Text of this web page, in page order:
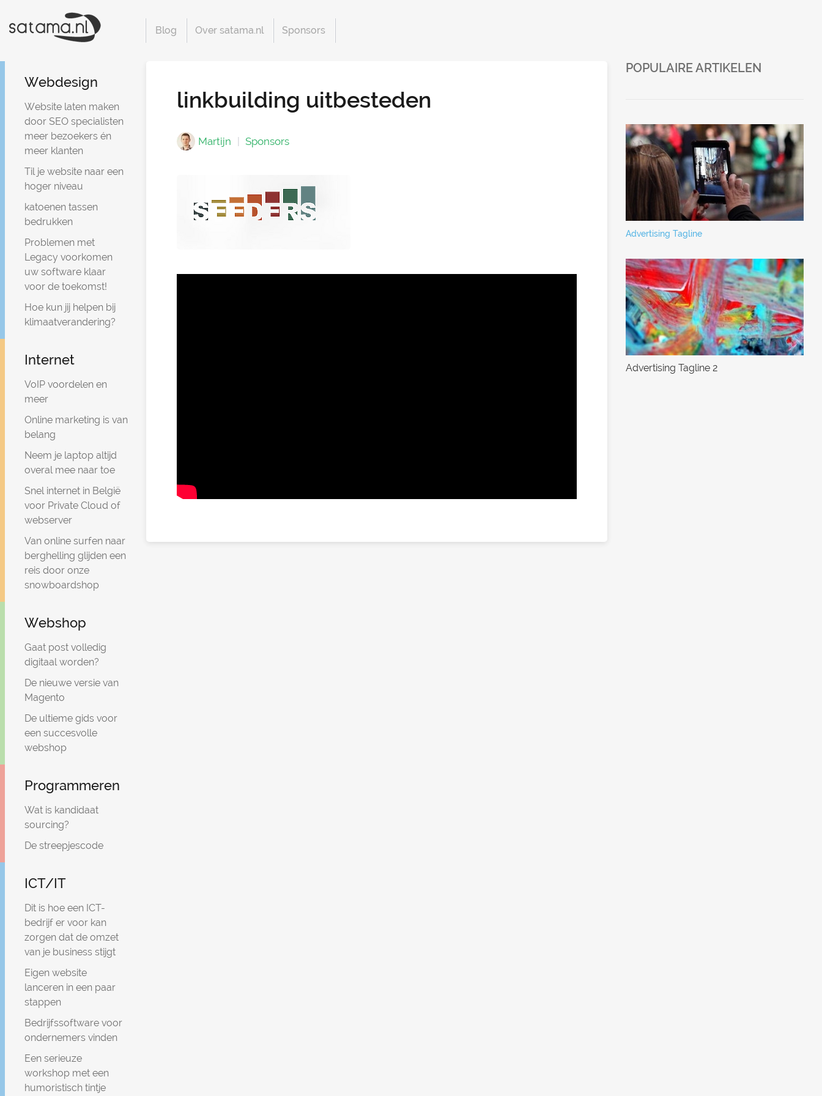
Blog Over satama.nl Sponsors
Webdesign
Website laten maken
door SEO specialisten
meer bezoekers én
meer klanten
Til je website naar een
hoger niveau
katoenen tassen
bedrukken
Problemen met
Legacy voorkomen
uw software klaar
voor de toekomst!
Hoe kun jij helpen bij
klimaatverandering?
Internet
VoIP voordelen en
meer
Online marketing is van
belang
Neem je laptop altijd
overal mee naar toe
Snel internet in België
voor Private Cloud of
webserver
Van online surfen naar
berghelling glijden een
reis door onze
snowboardshop
Webshop
Gaat post volledig
digitaal worden?
De nieuwe versie van
Magento
De ultieme gids voor
een succesvolle
webshop
Programmeren
Wat is kandidaat
sourcing?
De streepjescode
ICT/IT
Dit is hoe een ICT-
bedrijf er voor kan
zorgen dat de omzet
van je business stijgt
Eigen website
lanceren in een paar
stappen
Bedrijfssoftware voor
ondernemers vinden
Een serieuze
workshop met een
humoristisch tintje
linkbuilding uitbesteden
Martijn Sponsors
POPULAIRE ARTIKELEN
Advertising Tagline
Advertising Tagline 2